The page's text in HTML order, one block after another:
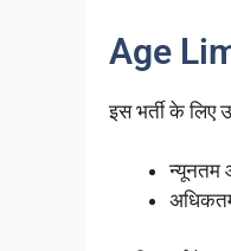
Age
इस भर्ती के लिए
न्यूनतम